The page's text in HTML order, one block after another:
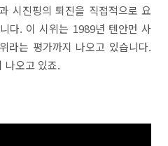
시진핑의 퇴진을 직접적으로 요
다. 이 시위는 1989년 텐안먼 사
라는 평가까지 나오고 있습니다.
나오고 있죠.